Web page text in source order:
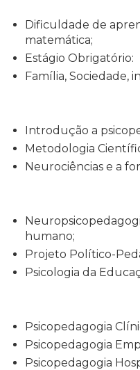
Dificuldade de
matemática;
Estágio Obrigatório:
Família, Sociedade,
Introdução a
Metodologia
Neurociências e a
humano;
Projeto Político-
Psicologia da
Psicopedagogia
Psicopedagogia
Psicopedagogia